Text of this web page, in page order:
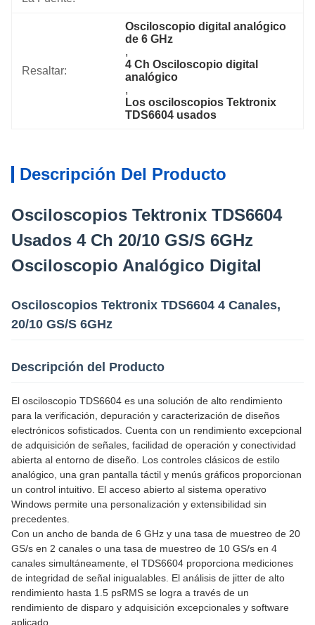
Resaltar:
Osciloscopio digital analógico
de 6 GHz
,
4 Ch Osciloscopio digital
analógico
,
Los osciloscopios Tektronix
TDS6604 usados
Descripción Del Producto
Osciloscopios Tektronix TDS6604
Usados 4 Ch 20/10 GS/S 6GHz
Osciloscopio Analógico Digital
Osciloscopios Tektronix TDS6604 4 Canales,
20/10 GS/S 6GHz
Descripción del Producto
El osciloscopio TDS6604 es una solución de alto rendimiento
para la verificación, depuración y caracterización de diseños
electrónicos sofisticados. Cuenta con un rendimiento excepcional
de adquisición de señales, facilidad de operación y conectividad
abierta al entorno de diseño. Los controles clásicos de estilo
analógico, una gran pantalla táctil y menús gráficos proporcionan
un control intuitivo. El acceso abierto al sistema operativo
Windows permite una personalización y extensibilidad sin
precedentes.
Con un ancho de banda de 6 GHz y una tasa de muestreo de 20
GS/s en 2 canales o una tasa de muestreo de 10 GS/s en 4
canales simultáneamente, el TDS6604 proporciona mediciones
de integridad de señal inigualables. El análisis de jitter de alto
rendimiento hasta 1.5 psRMS se logra a través de un
rendimiento de disparo y adquisición excepcionales y software
aplicado.